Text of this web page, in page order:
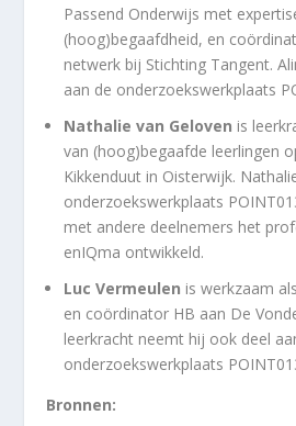
Passend Onderwijs met
(hoog)begaafdheid, en
netwerk bij Stichting Tangent.
aan de onderzoekswerkplaats
Nathalie van Geloven is
van (hoog)begaafde leerlingen
Kikkenduut in Oisterwijk.
onderzoekswerkplaats
met andere deelnemers het
enIQma ontwikkeld.
Luc Vermeulen is werkzaam
en coördinator HB aan De
leerkracht neemt hij ook deel
onderzoekswerkplaats
Bronnen: